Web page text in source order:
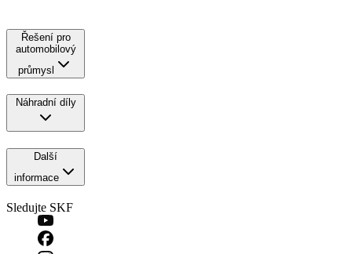
Řešení pro
automobilový
průmysl
Náhradní díly
Další
informace
Sledujte SKF